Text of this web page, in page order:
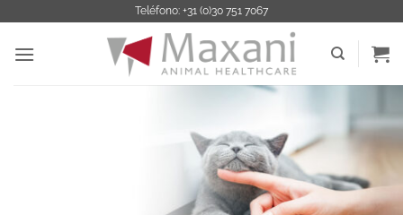
contenido
Teléfono: +31 (0)30 751 7067